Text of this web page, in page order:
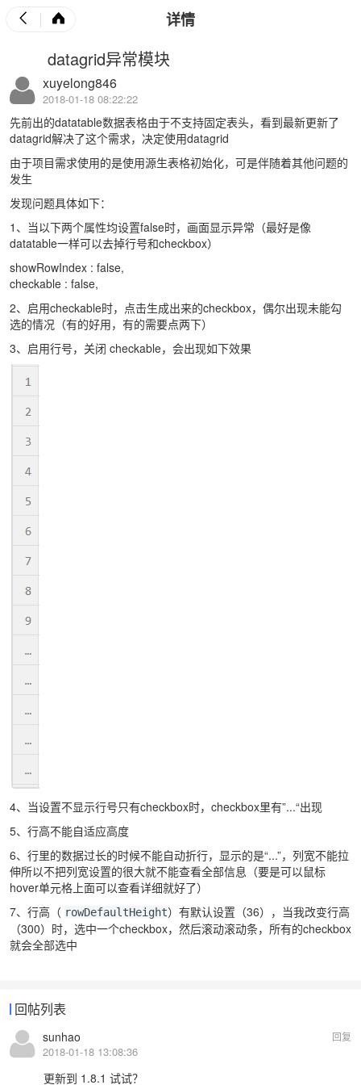
详情
datagrid异常模块
xuyelong846
2018-01-18 08:22:22
先前出的datatable数据表格由于不支持固定表头，看到最新更新了
datagrid解决了这个需求，决定使用datagrid
由于项目需求使用的是使用源生表格初始化，可是伴随着其他问题的
发生
发现问题具体如下：
1、当以下两个属性均设置false时，画面显示异常（最好是像
datatable一样可以去掉行号和checkbox）
showRowIndex : false,
checkable : false,
2、启用checkable时，点击生成出来的checkbox，偶尔出现未能勾
选的情况（有的好用，有的需要点两下）
3、启用行号，关闭 checkable，会出现如下效果
4、当设置不显示行号只有checkbox时，checkbox里有”...“出现
5、行高不能自适应高度
6、行里的数据过长的时候不能自动折行，显示的是“...”，列宽不能拉
伸所以不把列宽设置的很大就不能查看全部信息（要是可以鼠标
hover单元格上面可以查看详细就好了）
7、行高（ rowDefaultHeight）有默认设置（36），当我改变行高
（300）时，选中一个checkbox，然后滚动滚动条，所有的checkbox
就会全部选中
回帖列表
sunhao
2018-01-18 13:08:36
回复
更新到 1.8.1 试试？